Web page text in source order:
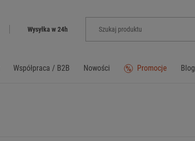
Wysyłka w 24h
Współpraca / B2B Nowości Promocje Blog